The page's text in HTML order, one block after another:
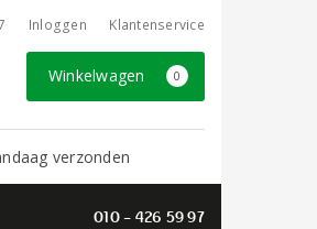
Inloggen Klantenservice
Winkelwagen 0
verzonden
010 - 426 59 97